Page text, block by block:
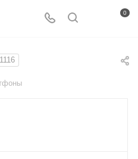
0
1116